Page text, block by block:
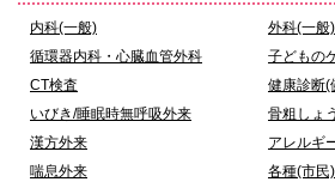
内科(一般)
外科(一般)
循環器内科・心臓血管外科
子どもの
CT検査
健康診断(
いびき/睡眠時無呼吸外来
骨粗しょ
漢方外来
アレルギ
喘息外来
各種(市民